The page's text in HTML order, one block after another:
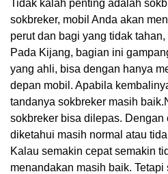
Tidak kalah penting adalah
sokbreker, mobil Anda akan
perut dan bagi yang tidak
Pada Kijang, bagian ini
yang ahli, bisa dengan hanya
depan mobil. Apabila
tandanya sokbreker masih
sokbreker bisa dilepas. Dengan
diketahui masih normal atau
Kalau semakin cepat semakin
menandakan masih baik.